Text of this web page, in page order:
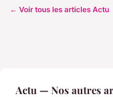
← Voir tous les articles Actu
Actu — Nos autres